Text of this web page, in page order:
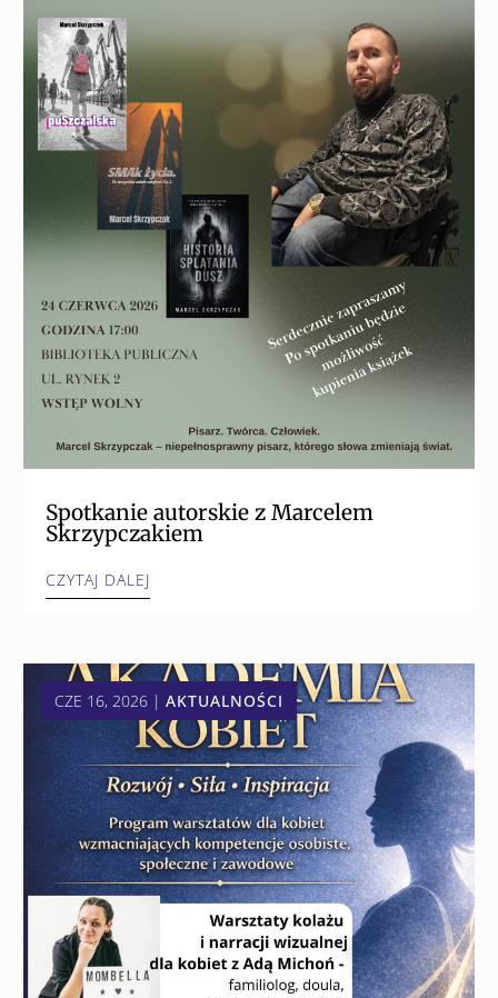
Spotkanie autorskie z Marcelem
Skrzypczakiem
CZYTAJ DALEJ
CZE 16, 2026 |AKTUALNOŚCI